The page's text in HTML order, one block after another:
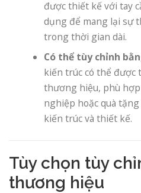
được thiết kế với tay
dụng để mang lại sự
trong thời gian dài.
Có thể tùy chỉnh
kiến ​​trúc có thể được
thương hiệu, phù
nghiệp hoặc quà
kiến ​​trúc và thiết kế.
Tùy chọn tùy
thương hiệu